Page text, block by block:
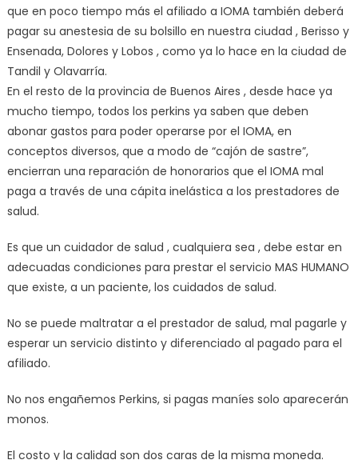
que en poco tiempo más el afiliado a IOMA también deberá
pagar su anestesia de su bolsillo en nuestra ciudad , Berisso y
Ensenada, Dolores y Lobos , como ya lo hace en la ciudad de
Tandil y Olavarría.
En el resto de la provincia de Buenos Aires , desde hace ya
mucho tiempo, todos los perkins ya saben que deben
abonar gastos para poder operarse por el IOMA, en
conceptos diversos, que a modo de “cajón de sastre”,
encierran una reparación de honorarios que el IOMA mal
paga a través de una cápita inelástica a los prestadores de
salud.
Es que un cuidador de salud , cualquiera sea , debe estar en
adecuadas condiciones para prestar el servicio MAS HUMANO
que existe, a un paciente, los cuidados de salud.
No se puede maltratar a el prestador de salud, mal pagarle y
esperar un servicio distinto y diferenciado al pagado para el
afiliado.
No nos engañemos Perkins, si pagas maníes solo aparecerán
monos.
El costo y la calidad son dos caras de la misma moneda.